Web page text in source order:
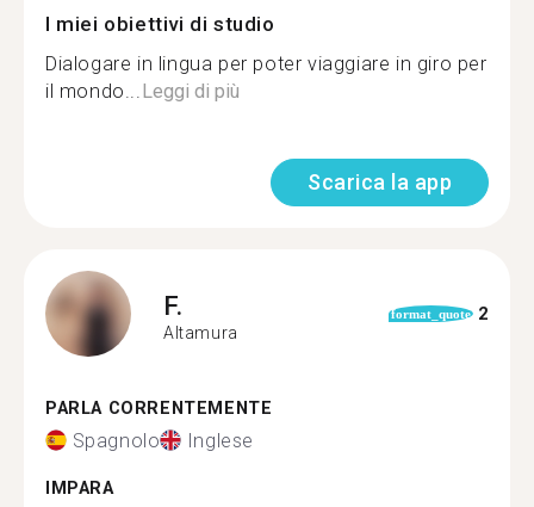
I miei obiettivi di studio
Dialogare in lingua per poter viaggiare in giro per
il mondo...Leggi di più
Scarica la app
F.
Altamura
format_quote 2
PARLA CORRENTEMENTE
Spagnolo Inglese
IMPARA